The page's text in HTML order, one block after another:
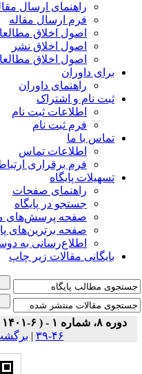
راهنمای ارسال مقاله
فرم ارسال مقاله
اصول اخلاق
اصول اخلاق نشر
اصول اخلاق
برای داوران
راهنمای داوران
ثبت نام و اشتراک
اطلاعات ثبت نام
فرم ثبت نام
تماس با ما
اطلاعات تماس
فرم برقراری ارتباط
تسهیلات پایگاه
راهنمای صفحات
جستجو در پایگاه
صفحه پرسش‌های
صفحه برترین‌های
اطلاع‌رسانی به
بایگانی مقالات زیر چاپ
دوره ۸، شماره ۱ - ( ۶-۱۴۰۱ )
۴۶-۳۹
|برگشت